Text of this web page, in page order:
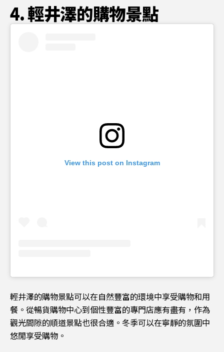
4. 輕井澤的購物景點
View this post on Instagram
輕井澤的購物景點可以在自然豐富的環境中享受購物和用
餐。從暢貨購物中心到個性豐富的專門店應有盡有，作為
觀光間隙的順道景點也很合適。冬季可以在寧靜的氛圍中
悠閒享受購物。